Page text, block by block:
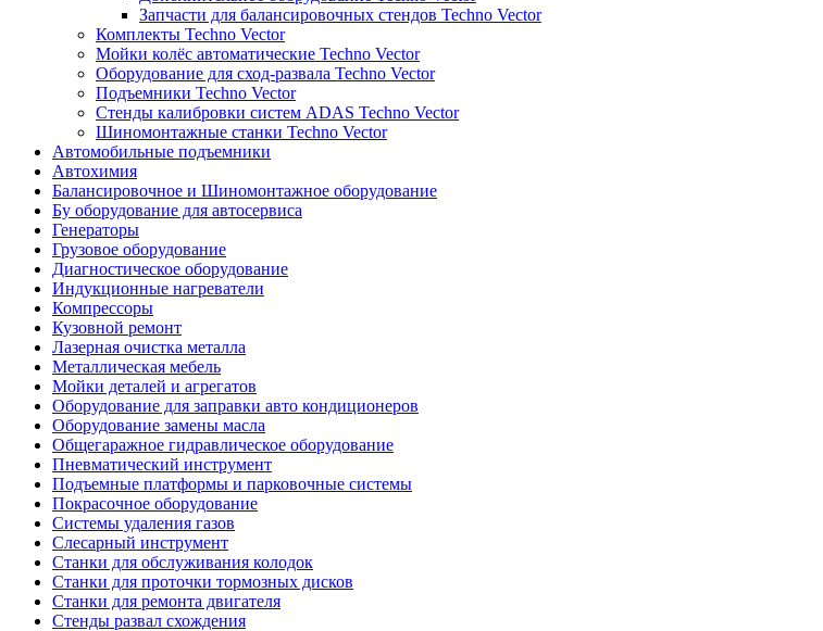
Запчасти для балансировочных стендов Techno Vector
Комплекты Techno Vector
Мойки колёс автоматические Techno Vector
Оборудование для сход-развала Techno Vector
Подъемники Techno Vector
Стенды калибровки систем ADAS Techno Vector
Шиномонтажные станки Techno Vector
Автомобильные подъемники
Автохимия
Балансировочное и Шиномонтажное оборудование
Бу оборудование для автосервиса
Генераторы
Грузовое оборудование
Диагностическое оборудование
Индукционные нагреватели
Компрессоры
Кузовной ремонт
Лазерная очистка металла
Металлическая мебель
Мойки деталей и агрегатов
Оборудование для заправки авто кондиционеров
Оборудование замены масла
Общегаражное гидравлическое оборудование
Пневматический инструмент
Подъемные платформы и парковочные системы
Покрасочное оборудование
Системы удаления газов
Слесарный инструмент
Станки для обслуживания колодок
Станки для проточки тормозных дисков
Станки для ремонта двигателя
Стенды развал схождения